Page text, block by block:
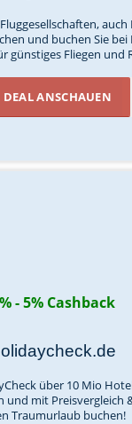
und buchen Sie bei
günstiges Fliegen und
DEAL ANSCHAUEN
- 5% Cashback
über 10 Mio
und mit Preisvergleich
Traumurlaub buchen!